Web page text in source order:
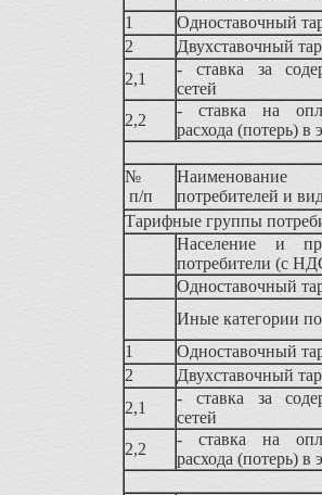
1
Одноставочный
2
Двухставочный
2,1
- ставка за
сетей
2,2
- ставка на
расхода (потерь) в
№
п/п
Наименование
потребителей и
Тарифные группы
Население и
потребители (с
Одноставочный
Иные категории
1
Одноставочный
2
Двухставочный
2,1
- ставка за
сетей
2,2
- ставка на
расхода (потерь) в